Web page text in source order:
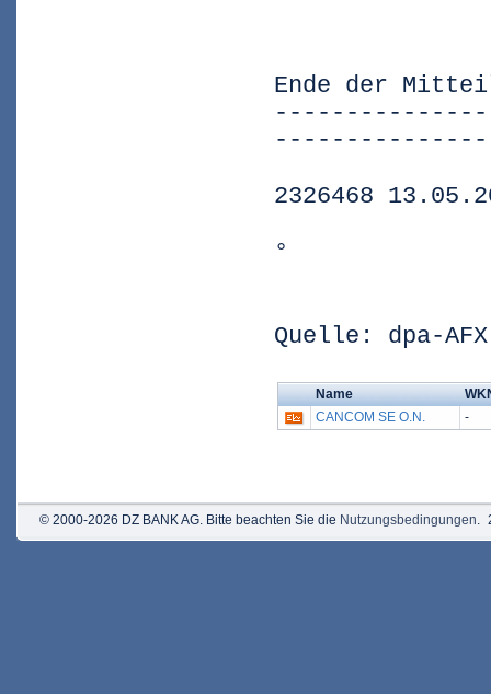
Ende der
2326468
°
Quelle: dpa-AFX
Name
CANCOM SE O.N.
-
© 2000-2026 DZ BANK AG. Bitte beachten Sie die Nutzungsbedingungen.